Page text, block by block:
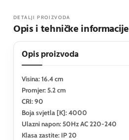
DETALJI PROIZVODA
Opis i tehničke informacije
Opis proizvoda
Visina: 16.4 cm
Promjer: 5.2 cm
CRI: 90
Boja svjetla [K]: 4000
Ulazni napon: 50Hz AC 220-240
Klasa zastite: IP 20